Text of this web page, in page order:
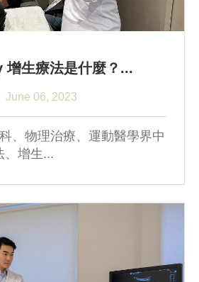
生療法是什麼？...
June 06, 2023
、物理治療、運動醫學界中
、增生...